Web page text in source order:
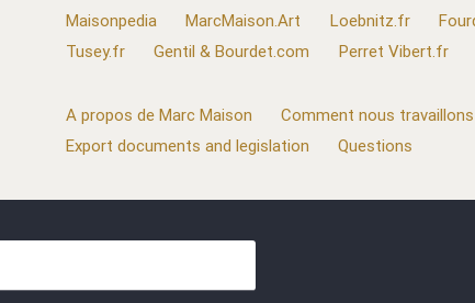
Maisonpedia MarcMaison.Art Loebnitz.fr
Tusey.fr
Gentil & Bourdet.com Perret Vibert.fr
A propos de Marc Maison Comment nous travaillons
Export documents and legislation
Questions